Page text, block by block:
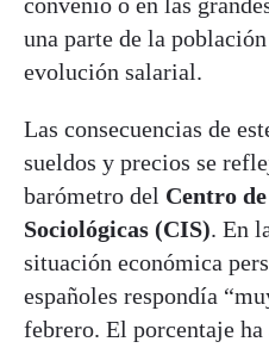
una parte de la
evolución salarial.
Las consecuencias de
sueldos y precios se
barómetro del Centro
Sociológicas (CIS). En
situación económica
españoles respondía
febrero. El porcentaje ha